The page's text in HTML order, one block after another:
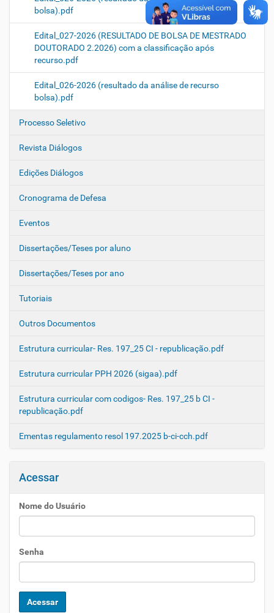
bolsa).pdf
Edital_027-2026 (RESULTADO DE BOLSA DE MESTRADO
DOUTORADO 2.2026) com a classificação após
recurso.pdf
Edital_026-2026 (resultado da análise de recurso
bolsa).pdf
Processo Seletivo
Revista Diálogos
Edições Diálogos
Cronograma de Defesa
Eventos
Dissertações/Teses por aluno
Dissertações/Teses por ano
Tutoriais
Outros Documentos
Estrutura curricular- Res. 197_25 CI - republicação.pdf
Estrutura curricular PPH 2026 (sigaa).pdf
Estrutura curricular com codigos- Res. 197_25 b CI -
republicação.pdf
Ementas regulamento resol 197.2025 b-ci-cch.pdf
Acessar
Nome do Usuário
Senha